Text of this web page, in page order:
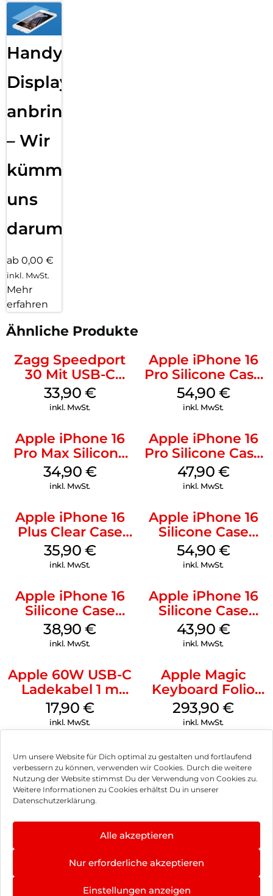
Um unsere Website für Dich optimal zu gestalten und fortlaufend
verbessern zu können, verwenden wir Cookies. Durch die weitere
Nutzung der Website stimmst Du der Verwendung von Cookies zu.
Weitere Informationen zu Cookies erhältst Du in unserer
Datenschutzerklärung.
Alle akzeptieren
Nur erforderliche akzeptieren
Einstellungen anzeigen
Handy
Displayfolie
anbringen
– Wir
kümmern
uns
darum!
ab 0,00 €
inkl. MwSt.
Mehr
erfahren
Ähnliche Produkte
Zagg Speedport
30 Mit USB-C
Kabel Weiß
33,90 €
inkl. MwSt.
Apple iPhone 16
Pro Silicone Case
MagSafe Black
54,90 €
inkl. MwSt.
Apple iPhone 16
Pro Max Silicone
Case MagSafe
Denim
34,90 €
inkl. MwSt.
Apple iPhone 16
Pro Silicone Case
MagSafe Denim
47,90 €
inkl. MwSt.
Apple iPhone 16
Plus Clear Case
MagSafe
Transparent
35,90 €
inkl. MwSt.
Apple iPhone 16
Silicone Case
MagSafe Black
54,90 €
inkl. MwSt.
Apple iPhone 16
Silicone Case
MagSafe
Ultramarine
38,90€
inkl. MwSt.
Apple iPhone 16
Silicone Case
MagSafe Plum
43,90 €
inkl. MwSt.
Apple 60W USB-C
Ladekabel 1 m
Weiß
17,90 €
inkl. MwSt.
Apple Magic
Keyboard Folio
iPad 10.9″ (10.Gen.)
Weiß
293,90€
inkl. MwSt.
Impressum
Hinweis zur Batterieentsorgung